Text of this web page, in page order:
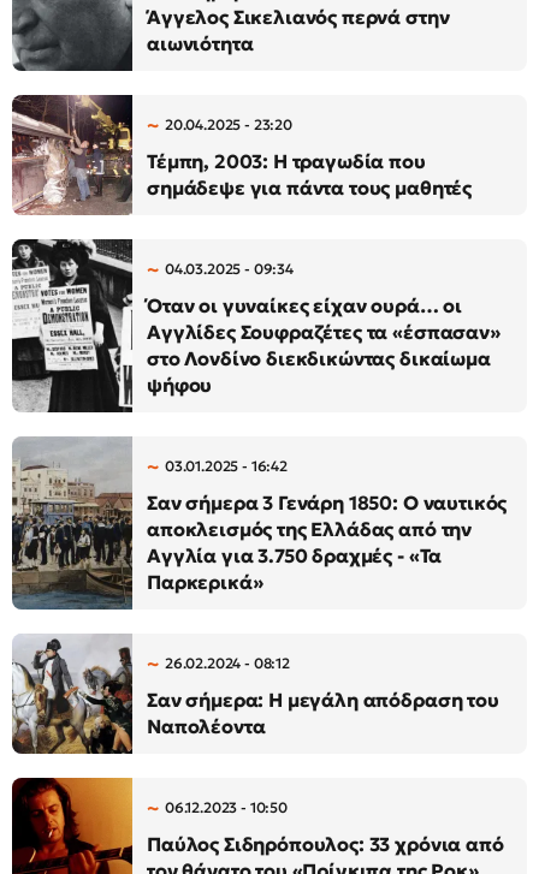
Άγγελος Σικελιανός περνά στην
αιωνιότητα
20.04.2025 - 23:20
Τέμπη, 2003: Η τραγωδία που
σημάδεψε για πάντα τους μαθητές
04.03.2025 - 09:34
Όταν οι γυναίκες είχαν ουρά… οι
Αγγλίδες Σουφραζέτες τα «έσπασαν»
στο Λονδίνο διεκδικώντας δικαίωμα
ψήφου
03.01.2025 - 16:42
Σαν σήμερα 3 Γενάρη 1850: Ο ναυτικός
αποκλεισμός της Ελλάδας από την
Αγγλία για 3.750 δραχμές - «Τα
Παρκερικά»
26.02.2024 - 08:12
Σαν σήμερα: Η μεγάλη απόδραση του
Ναπολέοντα
06.12.2023 - 10:50
Παύλος Σιδηρόπουλος: 33 χρόνια από